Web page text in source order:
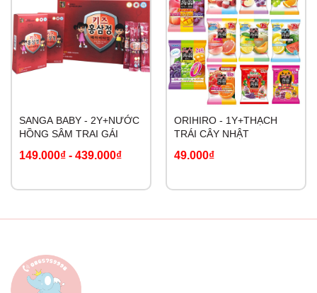
SANGA BABY - 2Y+NƯỚC
HỒNG SÂM TRAI GÁI
149.000₫ - 439.000₫
ORIHIRO - 1Y+THẠCH
TRÁI CÂY NHẬT
49.000₫